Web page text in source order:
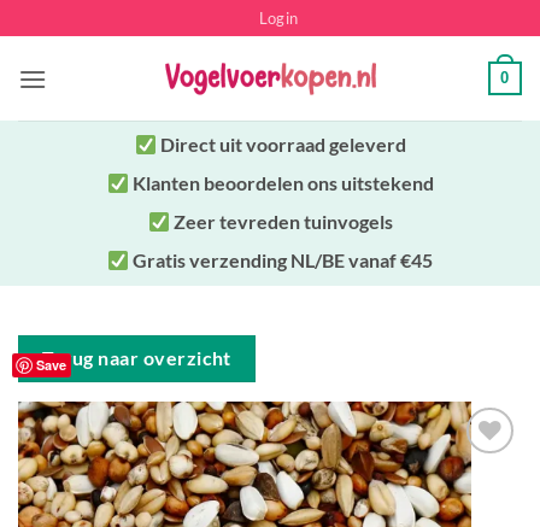
naar
inhoud
Login
0
Direct uitvoorraad geleverd
Klanten beoordelen ons uitstekend
Zeer tevreden tuinvogels
Gratis verzending NL/BE vanaf €45
Terug naar overzicht
Save
Toevoegen
aan
verlanglijst